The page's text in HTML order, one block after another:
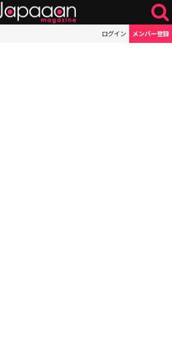
ログイン メンバー登録